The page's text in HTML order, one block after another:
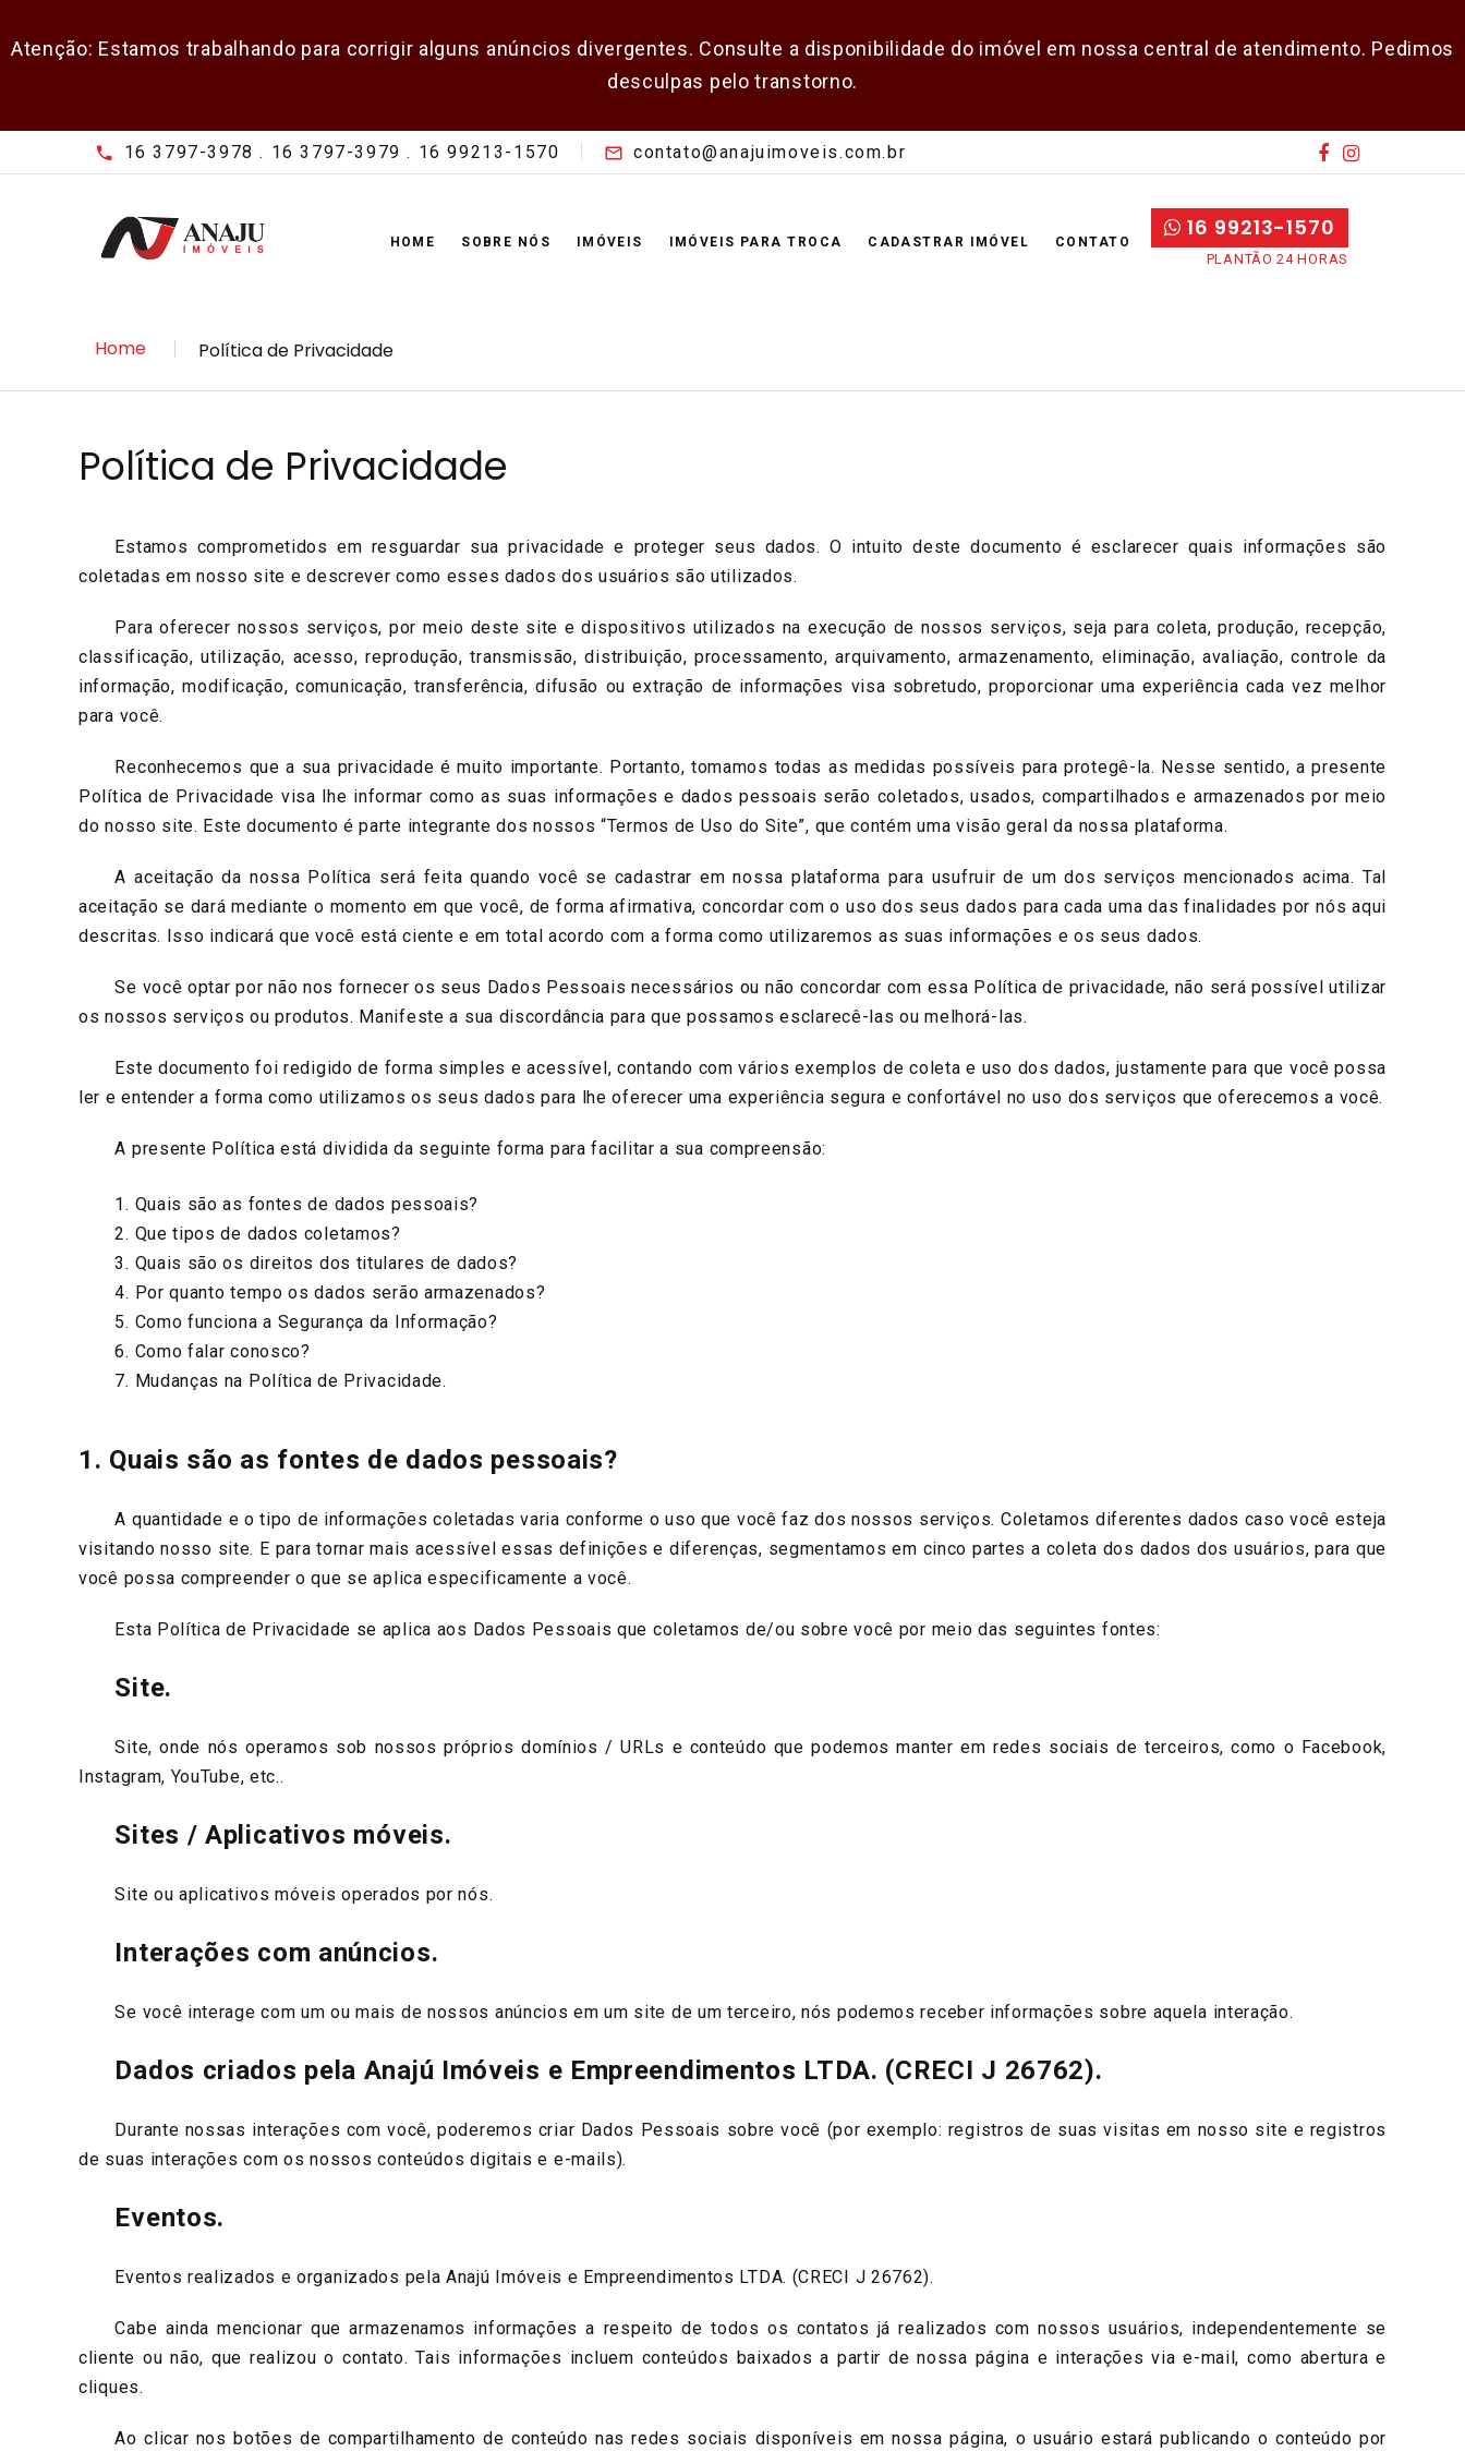
Atenção: Estamos trabalhando para corrigir alguns anúncios divergentes. Consulte a disponibilidade do imóvel em nossa central de atendimento. Pedimos
desculpas pelo transtorno.
16 3797-3978 . 16 3797-3979 . 16 99213-1570 contato@anajuimoveis.com.br
HOME SOBRE NÓS IMÓVEIS IMÓVEIS PARA TROCA CADASTRAR IMÓVEL CONTATO
16 99213-1570
PLANTÃO 24 HORAS
Home Política de Privacidade
Política de Privacidade
Estamos comprometidos em resguardar sua privacidade e proteger seus dados. O intuito deste documento é esclarecer quais informações são
coletadas em nosso site e descrever como esses dados dos usuários são utilizados.
Para oferecer nossos serviços, por meio deste site e dispositivos utilizados na execução de nossos serviços, seja para coleta, produção, recepção,
classificação, utilização, acesso, reprodução, transmissão, distribuição, processamento, arquivamento, armazenamento, eliminação, avaliação, controle da
informação, modificação, comunicação, transferência, difusão ou extração de informações visa sobretudo, proporcionar uma experiência cada vez melhor
para você.
Reconhecemos que a sua privacidade é muito importante. Portanto, tomamos todas as medidas possíveis para protegê-la. Nesse sentido, a presente
Política de Privacidade visa lhe informar como as suas informações e dados pessoais serão coletados, usados, compartilhados e armazenados por meio
do nosso site. Este documento é parte integrante dos nossos “Termos de Uso do Site”, que contém uma visão geral da nossa plataforma.
A aceitação da nossa Política será feita quando você se cadastrar em nossa plataforma para usufruir de um dos serviços mencionados acima. Tal
aceitação se dará mediante o momento em que você, de forma afirmativa, concordar com o uso dos seus dados para cada uma das finalidades por nós aqui
descritas. Isso indicará que você está ciente e em total acordo com a forma como utilizaremos as suas informações e os seus dados.
Se você optar por não nos fornecer os seus Dados Pessoais necessários ou não concordar com essa Política de privacidade, não será possível utilizar
os nossos serviços ou produtos. Manifeste a sua discordância para que possamos esclarecê-las ou melhorá-las.
Este documento foi redigido de forma simples e acessível, contando com vários exemplos de coleta e uso dos dados, justamente para que você possa
ler e entender a forma como utilizamos os seus dados para lhe oferecer uma experiência segura e confortável no uso dos serviços que oferecemos a você.
A presente Política está dividida da seguinte forma para facilitar a sua compreensão:
1. Quais são as fontes de dados pessoais?
2. Que tipos de dados coletamos?
3. Quais são os direitos dos titulares de dados?
4. Por quanto tempo os dados serão armazenados?
5. Como funciona a Segurança da Informação?
6. Como falar conosco?
7. Mudanças na Política de Privacidade.
1. Quais são as fontes de dados pessoais?
A quantidade e o tipo de informações coletadas varia conforme o uso que você faz dos nossos serviços. Coletamos diferentes dados caso você esteja
visitando nosso site. E para tornar mais acessível essas definições e diferenças, segmentamos em cinco partes a coleta dos dados dos usuários, para que
você possa compreender o que se aplica especificamente a você.
Esta Política de Privacidade se aplica aos Dados Pessoais que coletamos de/ou sobre você por meio das seguintes fontes:
Site.
Site, onde nós operamos sob nossos próprios domínios / URLs e conteúdo que podemos manter em redes sociais de terceiros, como o Facebook,
Instagram, YouTube, etc..
Sites / Aplicativos móveis.
Site ou aplicativos móveis operados por nós.
Interações com anúncios.
Se você interage com um ou mais de nossos anúncios em um site de um terceiro, nós podemos receber informações sobre aquela interação.
Dados criados pela Anajú Imóveis e Empreendimentos LTDA. (CRECI J 26762).
Durante nossas interações com você, poderemos criar Dados Pessoais sobre você (por exemplo: registros de suas visitas em nosso site e registros
de suas interações com os nossos conteúdos digitais e e-mails).
Eventos.
Eventos realizados e organizados pela Anajú Imóveis e Empreendimentos LTDA. (CRECI J 26762).
Cabe ainda mencionar que armazenamos informações a respeito de todos os contatos já realizados com nossos usuários, independentemente se
cliente ou não, que realizou o contato. Tais informações incluem conteúdos baixados a partir de nossa página e interações via e-mail, como abertura e
cliques.
Ao clicar nos botões de compartilhamento de conteúdo nas redes sociais disponíveis em nossa página, o usuário estará publicando o conteúdo por